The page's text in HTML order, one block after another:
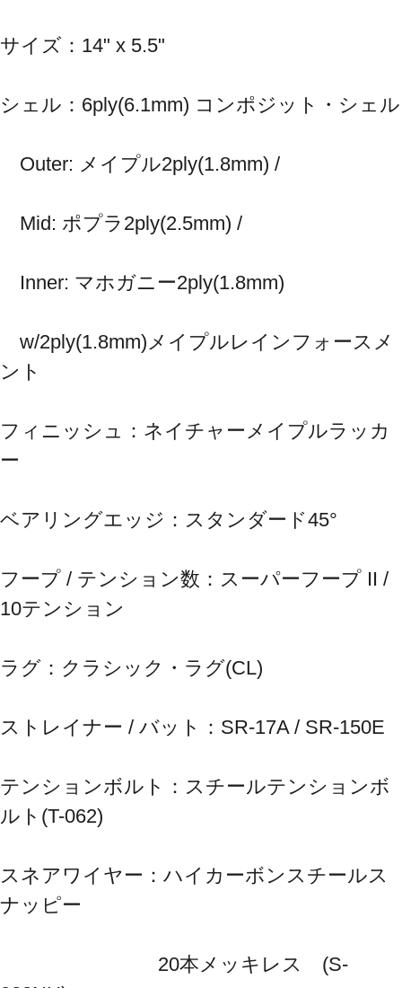
サイズ：14" x 5.5"
シェル：6ply(6.1mm) コンポジット・シェル
Outer: メイプル2ply(1.8mm) /
Mid: ポプラ2ply(2.5mm) /
Inner: マホガニー2ply(1.8mm)
w/2ply(1.8mm)メイプルレインフォースメ
ント
フィニッシュ：ネイチャーメイプルラッカ
ー
ベアリングエッジ：スタンダード45°
フープ / テンション数：スーパーフープ II /
10テンション
ラグ：クラシック・ラグ(CL)
ストレイナー / バット：SR-17A / SR-150E
テンションボルト：スチールテンションボ
ルト(T-062)
スネアワイヤー：ハイカーボンスチールス
ナッピー
20本メッキレス　(S-